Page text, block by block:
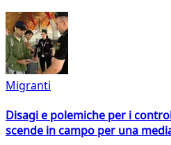
Migranti
Disagi e polemiche per i
scende in campo per una